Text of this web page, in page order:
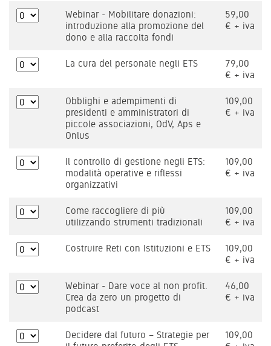
Webinar - Mobilitare donazioni:
introduzione alla promozione del
dono e alla raccolta fondi
59,00
€ + iva
La cura del personale negli ETS
79,00
€ + iva
Obblighi e adempimenti di
presidenti e amministratori di
piccole associazioni, OdV, Aps e
Onlus
109,00
€ + iva
Il controllo di gestione negli ETS:
modalità operative e riflessi
organizzativi
109,00
€ + iva
Come raccogliere di più
utilizzando strumenti tradizionali
109,00
€ + iva
Costruire Reti con Istituzioni e ETS
109,00
€ + iva
Webinar - Dare voce al non profit.
Crea da zero un progetto di
podcast
46,00
€ + iva
Decidere dal futuro – Strategie per
109,00